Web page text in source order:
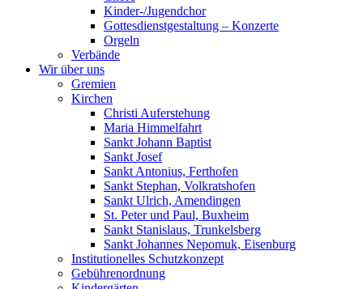
Kinder-/Jugendchor
Gottesdienstgestaltung – Konzerte
Orgeln
Verbände
Wir über uns
Gremien
Kirchen
Christi Auferstehung
Maria Himmelfahrt
Sankt Johann Baptist
Sankt Josef
Sankt Antonius, Ferthofen
Sankt Stephan, Volkratshofen
Sankt Ulrich, Amendingen
St. Peter und Paul, Buxheim
Sankt Stanislaus, Trunkelsberg
Sankt Johannes Nepomuk, Eisenburg
Institutionelles Schutzkonzept
Gebührenordnung